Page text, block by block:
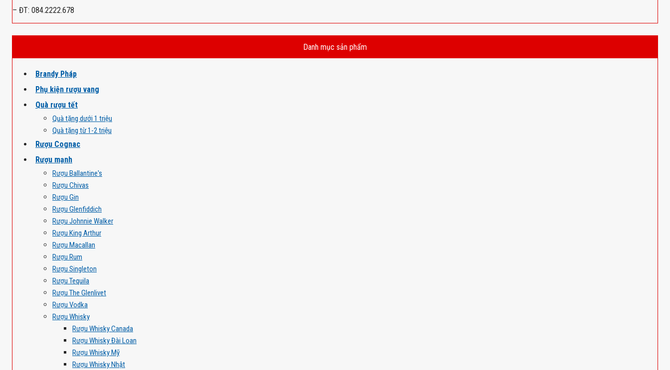
– ĐT: 084.2222.678
Danh mục sản phẩm
Brandy Pháp
Phụ kiện rượu vang
Quà rượu tết
Quà tặng dưới 1 triệu
Quà tặng từ 1-2 triệu
Rượu Cognac
Rượu mạnh
Rượu Ballantine's
Rượu Chivas
Rượu Gin
Rượu Glenfiddich
Rượu Johnnie Walker
Rượu King Arthur
Rượu Macallan
Rượu Rum
Rượu Singleton
Rượu Tequila
Rượu The Glenlivet
Rượu Vodka
Rượu Whisky
Rượu Whisky Canada
Rượu Whisky Đài Loan
Rượu Whisky Mỹ
Rượu Whisky Nhật